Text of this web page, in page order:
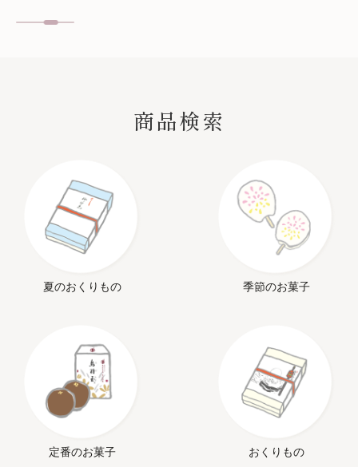
商品検索
夏のおくりもの 季節のお菓子
定番のお菓子 おくりもの